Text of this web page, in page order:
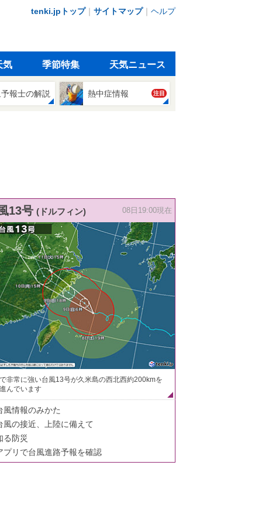
tenki.jpトップ｜ サイトマップ｜ ヘルプ
気 季節特集 天気ニュース
報士の解説 熱中症情報 注目
13号 (ドルフィン) 08日19:00現在
非常に強い台風13号が久米島の西北西約200kmを
んでいます
風情報のみかた
風の接近、上陸に備えて
る防災
プリで台風進路予報を確認